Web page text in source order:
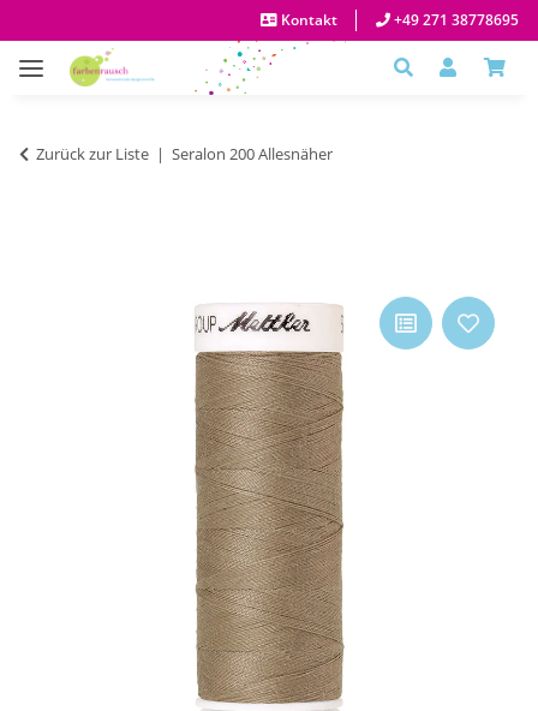
Kontakt +49 271 38778695
Zurück zur Liste Seralon 200 Allesnäher